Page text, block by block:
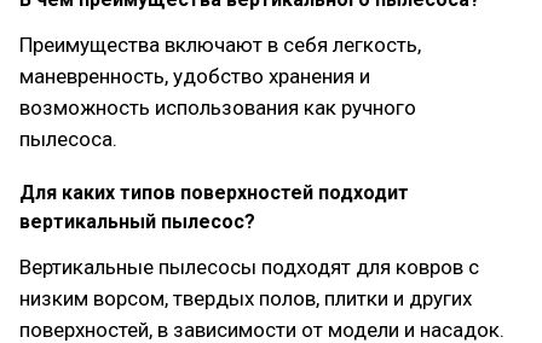
Преимущества включают в себя легкость,
маневренность, удобство хранения и
возможность использования как ручного
пылесоса.
Для каких типов поверхностей подходит
вертикальный пылесос?
Вертикальные пылесосы подходят для ковров с
низким ворсом, твердых полов, плитки и других
поверхностей, в зависимости от модели и насадок.